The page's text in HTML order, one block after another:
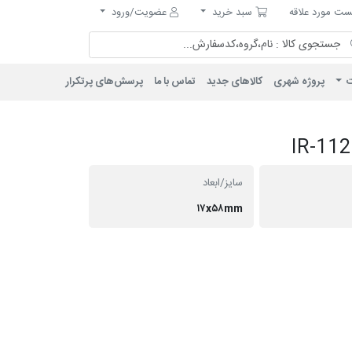
علاقه
مورد علاقه سبد خرید
سبد خرید
عضویت/ورود
پروژه شهری کالاهای جدید تماس با ما پرسش‌های پرتکرار
سایز/ابعاد
۱۷x۵۸mm